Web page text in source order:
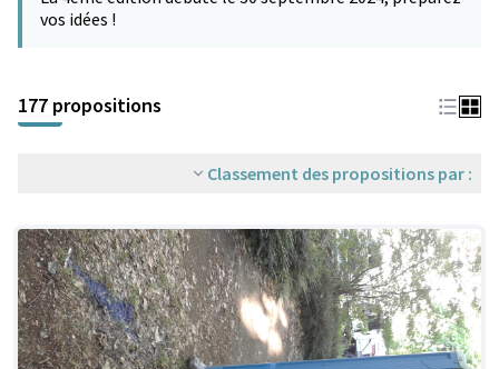
vos idées !
177 propositions
Classement des propositions par :